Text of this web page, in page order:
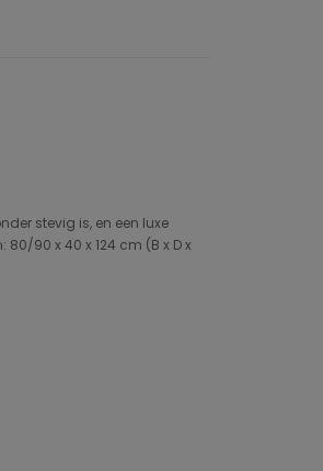
stevig is, en een luxe
90 x 40 x 124 cm (B x D x